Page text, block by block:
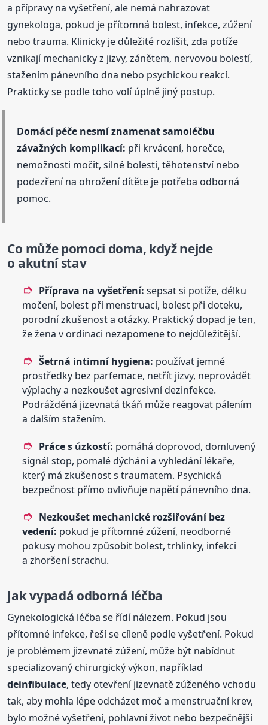
a přípravy na vyšetření, ale nemá nahrazovat
gynekologa, pokud je přítomná bolest, infekce, zúžení
nebo trauma. Klinicky je důležité rozlišit, zda potíže
vznikají mechanicky z jizvy, zánětem, nervovou bolestí,
stažením pánevního dna nebo psychickou reakcí.
Prakticky se podle toho volí úplně jiný postup.
Domácí péče nesmí znamenat samoléčbu
závažných komplikací: při krvácení, horečce,
nemožnosti močit, silné bolesti, těhotenství nebo
podezření na ohrožení dítěte je potřeba odborná
pomoc.
Co může pomoci doma, když nejde
o akutní stav
Příprava na vyšetření: sepsat si potíže, délku
močení, bolest při menstruaci, bolest při doteku,
porodní zkušenost a otázky. Praktický dopad je ten,
že žena v ordinaci nezapomene to nejdůležitější.
Šetrná intimní hygiena: používat jemné
prostředky bez parfemace, netřít jizvy, neprovádět
výplachy a nezkoušet agresivní dezinfekce.
Podrážděná jizevnatá tkáň může reagovat pálením
a dalším stažením.
Práce s úzkostí: pomáhá doprovod, domluvený
signál stop, pomalé dýchání a vyhledání lékaře,
který má zkušenost s traumatem. Psychická
bezpečnost přímo ovlivňuje napětí pánevního dna.
Nezkoušet mechanické rozšiřování bez
vedení: pokud je přítomné zúžení, neodborné
pokusy mohou způsobit bolest, trhlinky, infekci
a zhoršení strachu.
Jak vypadá odborná léčba
Gynekologická léčba se řídí nálezem. Pokud jsou
přítomné infekce, řeší se cíleně podle vyšetření. Pokud
je problémem jizevnaté zúžení, může být nabídnut
specializovaný chirurgický výkon, například
deinfibulace, tedy otevření jizevnatě zúženého vchodu
tak, aby mohla lépe odcházet moč a menstruační krev,
bylo možné vyšetření, pohlavní život nebo bezpečnější